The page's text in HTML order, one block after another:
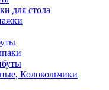
для стола
Колокольчики